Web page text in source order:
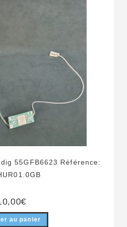
55GFB6623 Référence:
€
au panier